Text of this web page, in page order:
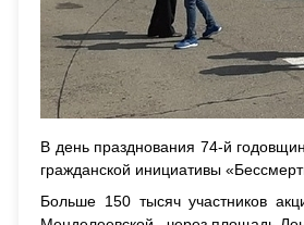
В день празднования 74-й
гражданской инициативы
Больше 150 тысяч участников